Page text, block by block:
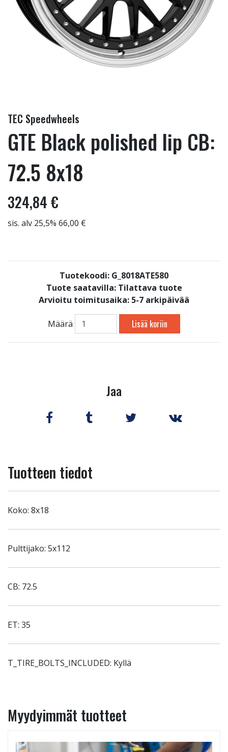
TEC Speedwheels
GTE Black polished lip CB:
72.5 8x18
324,84 €
sis. alv 25,5% 66,00 €
Tuotekoodi: G_8018ATE580
Tuote saatavilla: Tilattava tuote
Arvioitu toimitusaika: 5-7 arkipäivää
Määrä Lisää koriin
Jaa
Tuotteen tiedot
Koko: 8x18
Pulttijako: 5x112
CB: 72.5
ET: 35
T_TIRE_BOLTS_INCLUDED: Kyllä
Myydyimmät tuotteet